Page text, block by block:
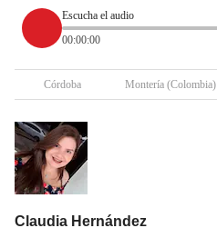
Escucha el audio
00:00:00
Córdoba Montería (Colombia)
Claudia Hernández